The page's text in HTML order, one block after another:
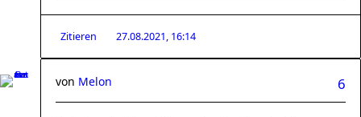
Zitieren 27.08.2021, 16:14
6
von Melon